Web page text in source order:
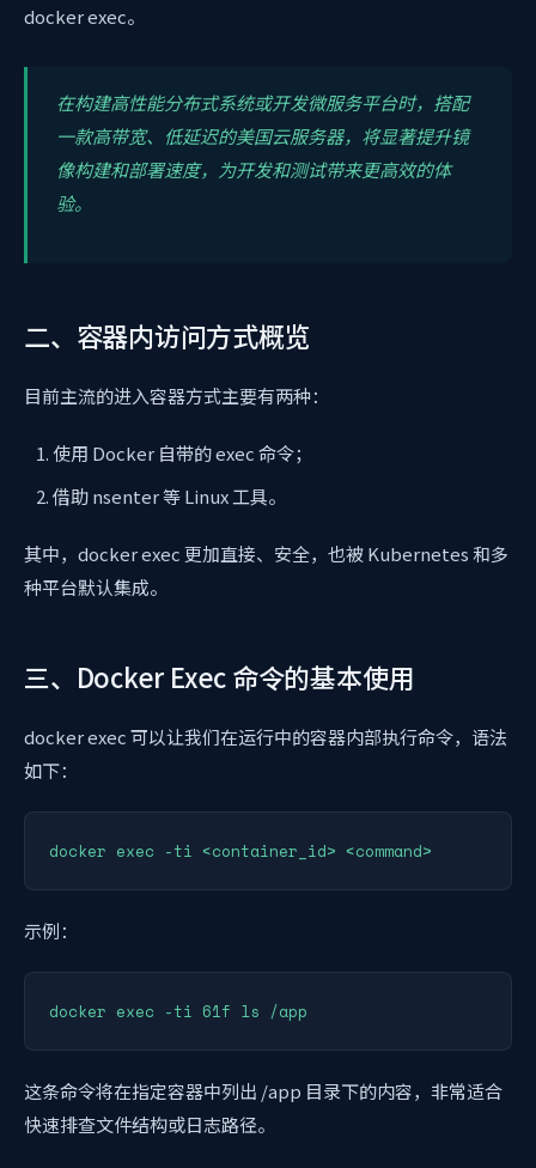
docker exec。
在构建高性能分布式系统或开发微服务平台时，搭配
一款高带宽、低延迟的美国云服务器，将显著提升镜
像构建和部署速度，为开发和测试带来更高效的体
验。
二、容器内访问方式概览
目前主流的进入容器方式主要有两种：
使用 Docker 自带的 exec 命令；
借助 nsenter 等 Linux 工具。
其中，docker exec 更加直接、安全，也被 Kubernetes 和多
种平台默认集成。
三、Docker Exec 命令的基本使用
docker exec 可以让我们在运行中的容器内部执行命令，语法
如下：
示例：
这条命令将在指定容器中列出 /app 目录下的内容，非常适合
快速排查文件结构或日志路径。